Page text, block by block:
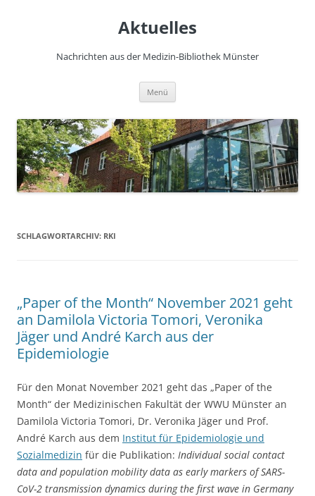
Aktuelles
Nachrichten aus der Medizin-Bibliothek Münster
Menü
SCHLAGWORTARCHIV: RKI
„Paper of the Month“ November 2021 geht
an Damilola Victoria Tomori, Veronika
Jäger und André Karch aus der
Epidemiologie
Für den Monat November 2021 geht das „Paper of the
Month“ der Medizinischen Fakultät der WWU Münster an
Damilola Victoria Tomori, Dr. Veronika Jäger und Prof.
André Karch aus dem Institut für Epidemiologie und
Sozialmedizin für die Publikation: Individual social contact
data and population mobility data as early markers of SARS-
CoV-2 transmission dynamics during the first wave in Germany